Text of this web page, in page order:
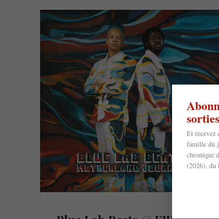
Et recevez
famille du
chronique
(2026), du